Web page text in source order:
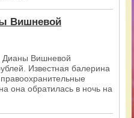
Вишневой
Дианы Вишневой
Известная балерина
она обратилась в ночь на